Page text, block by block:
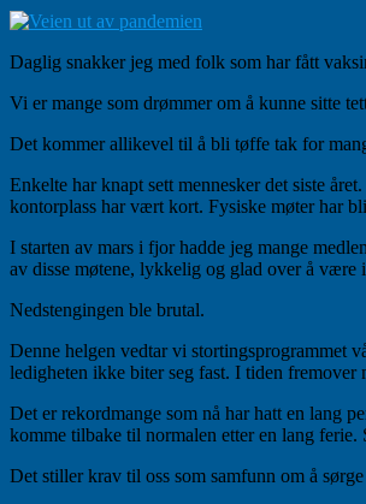
Daglig snakker jeg med folk som har fått
Vi er mange som drømmer om å kunne sitte
Det kommer allikevel til å bli tøffe tak for
Enkelte har knapt sett mennesker det siste
kontorplass har vært kort. Fysiske møter har
I starten av mars i fjor hadde jeg mange
av disse møtene, lykkelig og glad over å
Nedstengingen ble brutal.
Denne helgen vedtar vi stortingsprogrammet
ledigheten ikke biter seg fast. I tiden
Det er rekordmange som nå har hatt en lang
komme tilbake til normalen etter en lang ferie.
Det stiller krav til oss som samfunn om å